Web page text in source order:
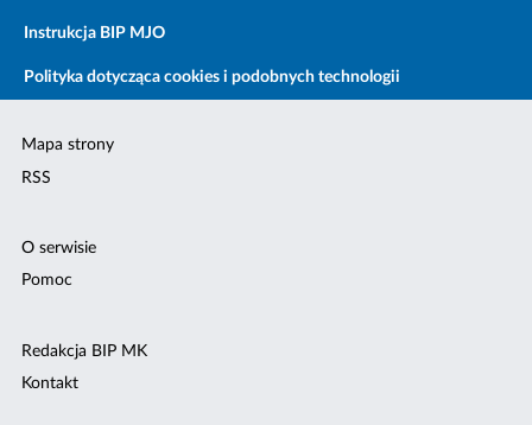
Instrukcja BIP MJO
Polityka dotycząca cookies i podobnych technologii
Mapa strony
RSS
O serwisie
Pomoc
Redakcja BIP MK
Kontakt